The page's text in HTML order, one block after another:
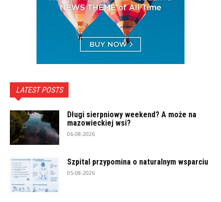
LATEST POSTS
Długi sierpniowy weekend? A może na
mazowieckiej wsi?
06-08-2026
Szpital przypomina o naturalnym wsparciu
05-08-2026